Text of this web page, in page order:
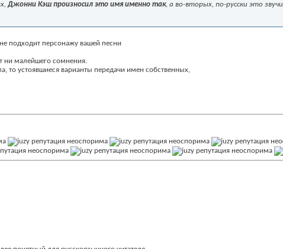
Джонни Кэш произносил это имя именно так, а во-вторых, по-русски это
подходит персонажу вашей песни
ни малейшего сомнения.
то устоявшиеся варианты передачи имен собственных,